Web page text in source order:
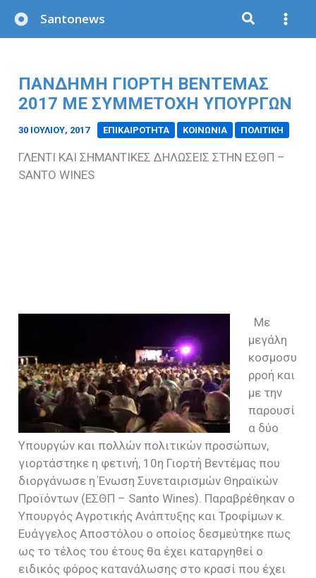
στο
Santonews
ΠΑΝΔΗΜΗ ΓΙΟΡΤΗ ΒΕΝΤΕΜΑΣ
2017 ΜΕ ΣΥΜΜΕΤΟΧΗ ΥΠΟΥΡΓΩΝ
30 ΙΟΥΛΊΟΥ, 2017 ΕΠΙΚΑΙΡΟΤΗΤΑ ΚΟΙΝΩΝΙΑ ΠΟΛΙΤΙΚΗ
ΓΛΕΝΤΙ KAIΣΗΜΑΝΤΙΚΕΣ ΔΗΛΩΣΕΙΣ ΣΤΗΝ ΕΣΘΠ –
SANTO WINES
Με
μεγάλη
κοσμοσυ
ρροή και
με την
παρουσί
α δύο
Υπουργών και πολλών πολιτικών προσώπων,
γιορτάστηκε η φετινή, 10η Γιορτή Βεντέμας που
διοργάνωσε η Ένωση Συνεταιρισμών Θηραϊκών
Προϊόντων (ΕΣΘΠ – Santo Wines). Παραβρέθηκαν ο
Υπουργός Αγροτικής Ανάπτυξης και Τροφίμων κ.
Ευάγγελος Αποστόλου ο οποίος δεσμεύτηκε πως
ως το τέλος του έτους θα έχει καταργηθεί ο
ειδικός φόρος κατανάλωσης στο κρασί που έχει